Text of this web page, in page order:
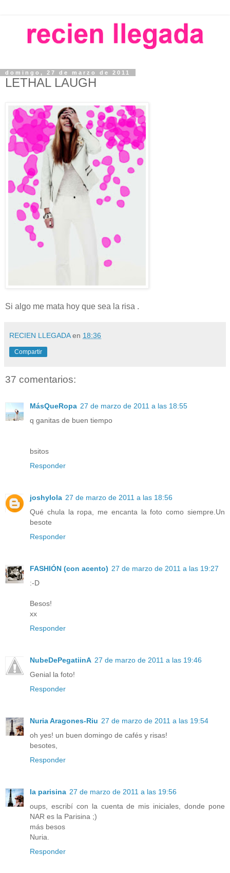
domingo, 27 de marzo de 2011
LETHAL LAUGH
Si algo me mata hoy que sea la risa .
RECIEN LLEGADA en 18:36
Compartir
37 comentarios:
MásQueRopa 27 de marzo de 2011 a las 18:55
q ganitas de buen tiempo
bsitos
Responder
joshylola 27 de marzo de 2011 a las 18:56
Qué chula la ropa, me encanta la foto como siempre.Un
besote
Responder
FASHIÓN (con acento) 27 de marzo de 2011 a las 19:27
:-D
Besos!
xx
Responder
NubeDePegatiinA 27 de marzo de 2011 a las 19:46
Genial la foto!
Responder
Nuria Aragones-Riu 27 de marzo de 2011 a las 19:54
oh yes! un buen domingo de cafés y risas!
besotes,
Responder
la parisina 27 de marzo de 2011 a las 19:56
oups, escribí con la cuenta de mis iniciales, donde pone
NAR es la Parisina ;)
más besos
Nuria.
Responder